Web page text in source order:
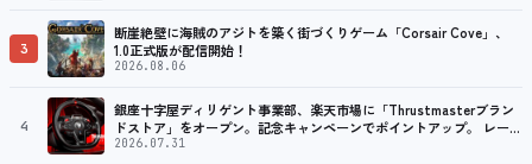
3
断崖絶壁に海賊のアジトを築く街づくりゲーム「Corsair Cove」、
1.0正式版が配信開始！
2026.08.06
4
銀座十字屋ディリゲント事業部、楽天市場に「Thrustmasterブラン
ドストア」をオープン。記念キャンペーンでポイントアップ。 レーシ
ング／フライトシム向けコントローラーを中心に、幅広くラインナッ
2026.07.31